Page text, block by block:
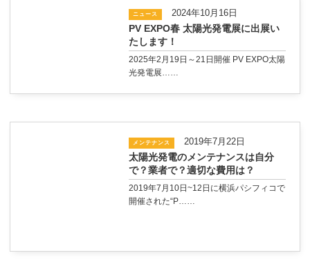
ニュース 2024年10月16日
PV EXPO春 太陽光発電展に出展い
たします！
2025年2月19日～21日開催 PV EXPO太陽
光発電展……
メンテナンス 2019年7月22日
太陽光発電のメンテナンスは自分
で？業者で？適切な費用は？
2019年7月10日~12日に横浜パシフィコで
開催された“P……